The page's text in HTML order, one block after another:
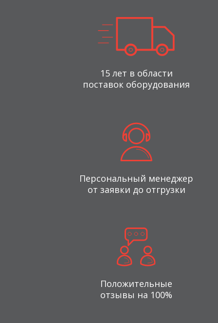
15 лет в области
поставок оборудования
Персональный менеджер
от заявки до отгрузки
Положительные
отзывы на 100%